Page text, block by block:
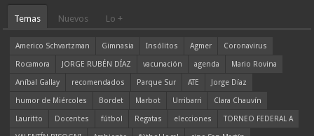
Temas Nuevos Lo +
Americo Schvartzman Gimnasia Insólitos Agmer
Coronavirus
Rocamora
JORGE RUBÉN DÍAZ vacunación agenda
Mario Rovina
Aníbal Gallay
recomendados Parque Sur ATE
Jorge Díaz
humor de Miércoles
Bordet Marbot Urribarri
Clara Chauvín
Lauritto
Docentes fútbol Regatas elecciones
TORNEO FEDERAL A